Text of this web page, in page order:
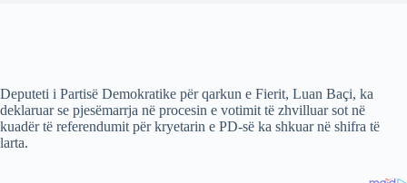
Deputeti i Partisë Demokratike për qarkun e Fierit, Luan Baçi, ka
deklaruar se pjesëmarrja në procesin e votimit të zhvilluar sot në
kuadër të referendumit për kryetarin e PD-së ka shkuar në shifra të
larta.